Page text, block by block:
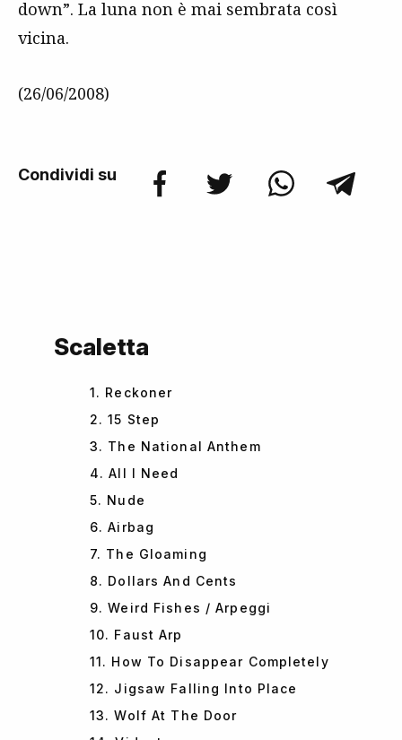
down”. La luna non è mai sembrata così
vicina.
(26/06/2008)
Condividi su
Scaletta
1. Reckoner
2. 15 Step
3. The National Anthem
4. All I Need
5. Nude
6. Airbag
7. The Gloaming
8. Dollars And Cents
9. Weird Fishes / Arpeggi
10. Faust Arp
11. How To Disappear Completely
12. Jigsaw Falling Into Place
13. Wolf At The Door